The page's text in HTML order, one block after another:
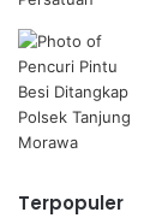
Terpopuler